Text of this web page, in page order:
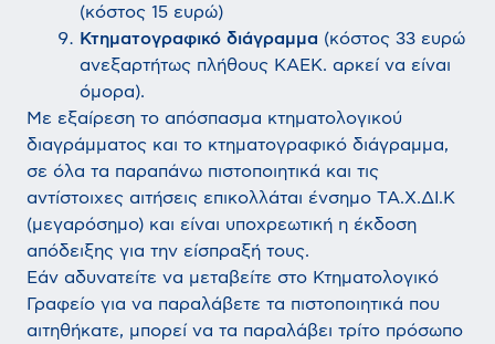
(κόστος 15 ευρώ)
Κτηματογραφικό διάγραμμα (κόστος 33 ευρώ
ανεξαρτήτως πλήθους ΚΑΕΚ. αρκεί να είναι
όμορα).
Με εξαίρεση το απόσπασμα κτηματολογικού
διαγράμματος και το κτηματογραφικό διάγραμμα,
σε όλα τα παραπάνω πιστοποιητικά και τις
αντίστοιχες αιτήσεις επικολλάται ένσημο ΤΑ.Χ.ΔΙ.Κ
(μεγαρόσημο) και είναι υποχρεωτική η έκδοση
απόδειξης για την είσπραξή τους.
Εάν αδυνατείτε να μεταβείτε στο Κτηματολογικό
Γραφείο για να παραλάβετε τα πιστοποιητικά που
αιτηθήκατε, μπορεί να τα παραλάβει τρίτο πρόσωπο